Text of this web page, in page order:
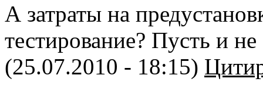
А затраты на
тестирование? Пусть и
(25.07.2010 - 18:15)